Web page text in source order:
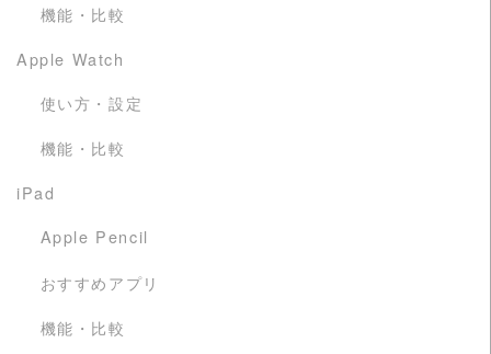
機能・比較
Apple Watch
使い方・設定
機能・比較
iPad
Apple Pencil
おすすめアプリ
機能・比較